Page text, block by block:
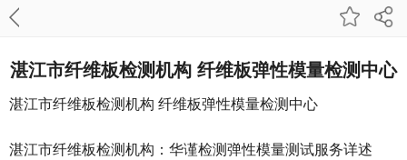
湛江市纤维板检测机构 纤维板弹性模量检测中心
湛江市纤维板检测机构 纤维板弹性模量检测中心
湛江市纤维板检测机构：华谨检测弹性模量测试服务详述